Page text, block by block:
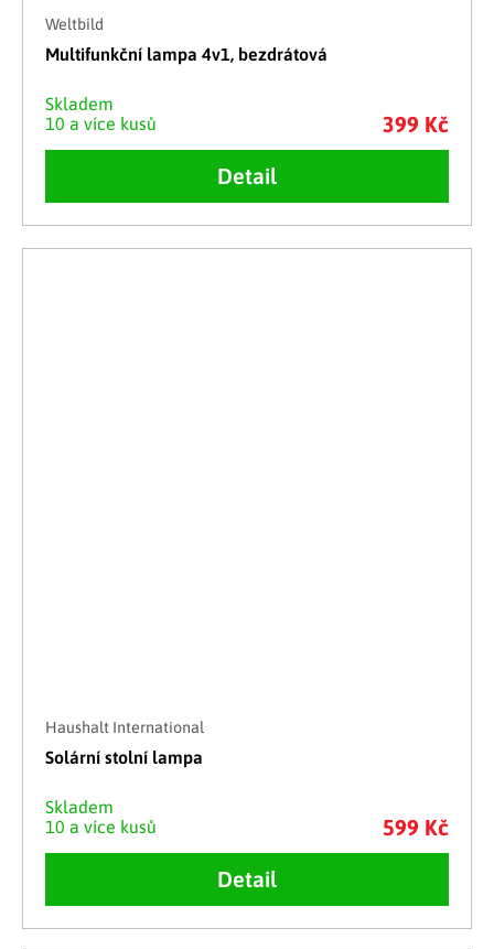
Weltbild
Multifunkční lampa 4v1, bezdrátová
Skladem
10 a více kusů
399 Kč
Detail
Haushalt International
Solární stolní lampa
Skladem
10 a více kusů
599 Kč
Detail